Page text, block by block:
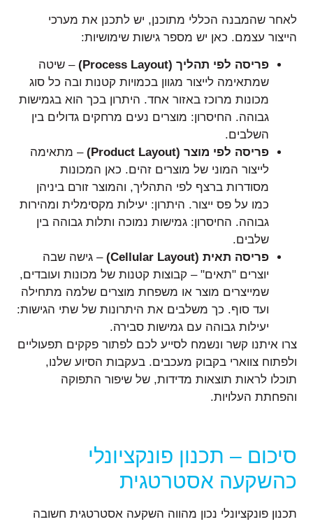
לאחר שהמבנה הכללי מתוכנן, יש לתכנן את מערכי
הייצור עצמם. כאן יש מספר גישות שימושיות:
פריסה לפי תהליך (Process Layout) – שיטה
שמתאימה לייצור מגוון בכמויות קטנות ובה כל סוג
מכונות מרוכז באזור אחד. היתרון בכך הוא בגמישות
גבוהה. החיסרון: מוצרים נעים מרחקים גדולים בין
השלבים.
פריסה לפי מוצר (Product Layout) – מתאימה
לייצור המוני של מוצרים זהים. כאן המכונות
מסודרות ברצף לפי התהליך, והמוצר זורם ביניהן
כמו על פס ייצור. היתרון: יעילות מקסימלית ומהירות
גבוהה. החיסרון: גמישות נמוכה ותלות גבוהה בין
שלבים.
פריסה תאית (Cellular Layout) – גישה שבה
יוצרים "תאים" – קבוצות קטנות של מכונות ועובדים,
שמייצרים מוצר או משפחת מוצרים שלמה מתחילה
ועד סוף. כך משלבים את היתרונות של שתי הגישות:
יעילות גבוהה עם גמישות סבירה.
צרו איתנו קשר ונשמח לסייע לכם לפתור פקקים תפעוליים
ולפתוח צווארי בקבוק מעכבים. בעקבות הסיוע שלנו,
תוכלו לראות תוצאות מדידות, של שיפור התפוקה
והפחתת העלויות.
סיכום – תכנון פונקציונלי
כהשקעה אסטרטגית
תכנון פונקציונלי נכון מהווה השקעה אסטרטגית חשובה